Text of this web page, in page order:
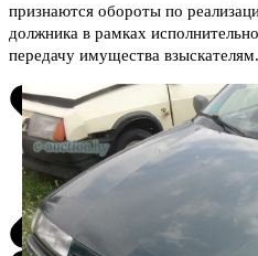
признаются обороты по
должника в рамках
передачу имущества взыскателям.